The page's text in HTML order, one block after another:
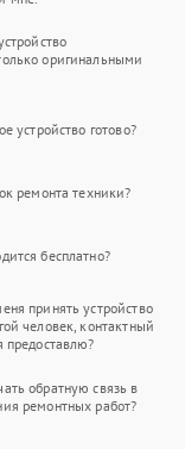
оригинальными
устройство готово?
ремонта техники?
бесплатно?
принять устройство
человек, контактный
предоставлю?
обратную связь в
ремонтных работ?